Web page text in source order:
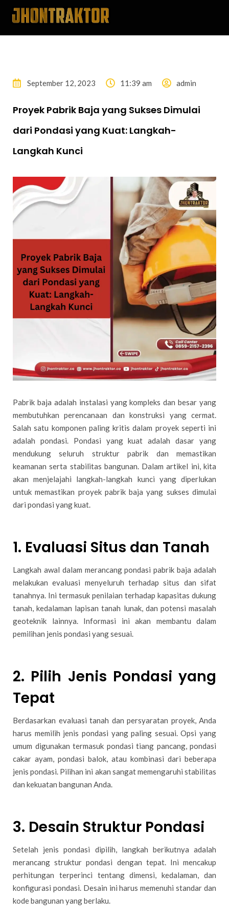
September 12, 2023 11:39 am admin
Proyek Pabrik Baja yang Sukses Dimulai
dari Pondasi yang Kuat: Langkah-
Langkah Kunci
Pabrik baja adalah instalasi yang kompleks dan besar yang
membutuhkan perencanaan dan konstruksi yang cermat.
Salah satu komponen paling kritis dalam proyek seperti ini
adalah pondasi. Pondasi yang kuat adalah dasar yang
mendukung seluruh struktur pabrik dan memastikan
keamanan serta stabilitas bangunan. Dalam artikel ini, kita
akan menjelajahi langkah-langkah kunci yang diperlukan
untuk memastikan proyek pabrik baja yang sukses dimulai
dari pondasi yang kuat.
1. Evaluasi Situs dan Tanah
Langkah awal dalam merancang pondasi pabrik baja adalah
melakukan evaluasi menyeluruh terhadap situs dan sifat
tanahnya. Ini termasuk penilaian terhadap kapasitas dukung
tanah, kedalaman lapisan tanah lunak, dan potensi masalah
geoteknik lainnya. Informasi ini akan membantu dalam
pemilihan jenis pondasi yang sesuai.
2. Pilih Jenis Pondasi yang
Tepat
Berdasarkan evaluasi tanah dan persyaratan proyek, Anda
harus memilih jenis pondasi yang paling sesuai. Opsi yang
umum digunakan termasuk pondasi tiang pancang, pondasi
cakar ayam, pondasi balok, atau kombinasi dari beberapa
jenis pondasi. Pilihan ini akan sangat memengaruhi stabilitas
dan kekuatan bangunan Anda.
3. Desain Struktur Pondasi
Setelah jenis pondasi dipilih, langkah berikutnya adalah
merancang struktur pondasi dengan tepat. Ini mencakup
perhitungan terperinci tentang dimensi, kedalaman, dan
konfigurasi pondasi. Desain ini harus memenuhi standar dan
kode bangunan yang berlaku.